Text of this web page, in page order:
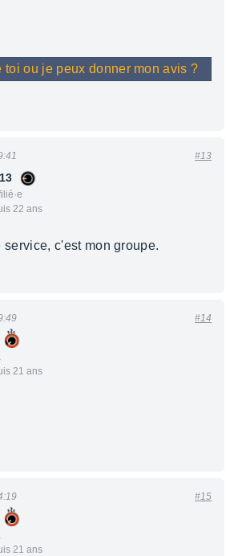
toi ou je peux donner mon avis ?
22 ans
#13
c'est mon groupe.
21 ans
#14
21 ans
#15